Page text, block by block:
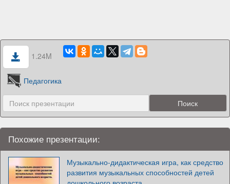
1.24M
Педагогика
Похожие презентации:
Музыкально-дидактическая игра, как средство
развития музыкальных способностей детей